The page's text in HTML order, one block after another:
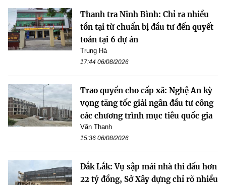
Thanh tra Ninh Bình: Chỉ ra nhiều
tồn tại từ chuẩn bị đầu tư đến quyết
toán tại 6 dự án
Trung Hà
17:44 06/08/2026
Trao quyền cho cấp xã: Nghệ An kỳ
vọng tăng tốc giải ngân đầu tư công
các chương trình mục tiêu quốc gia
Văn Thanh
15:36 06/08/2026
Đắk Lắk: Vụ sập mái nhà thi đấu hơn
22 tỷ đồng, Sở Xây dựng chỉ rõ nhiều